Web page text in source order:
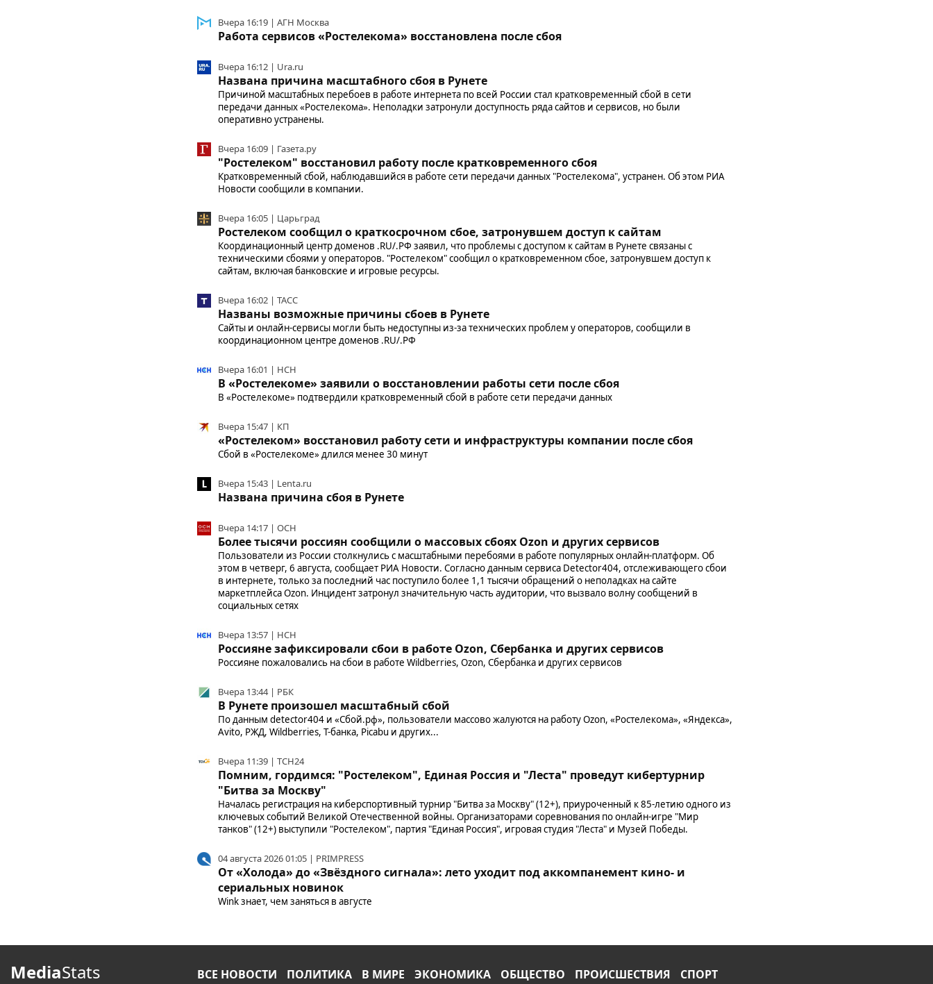
Вчера 16:19 | АГН Москва
Работа сервисов «Ростелекома» восстановлена после сбоя
Вчера 16:12 | Ura.ru
Названа причина масштабного сбоя в Рунете
Причиной масштабных перебоев в работе интернета по всей России стал кратковременный сбой в сети
передачи данных «Ростелекома». Неполадки затронули доступность ряда сайтов и сервисов, но были
оперативно устранены.
Вчера 16:09 | Газета.ру
"Ростелеком" восстановил работу после кратковременного сбоя
Кратковременный сбой, наблюдавшийся в работе сети передачи данных "Ростелекома", устранен. Об этом РИА
Новости сообщили в компании.
Вчера 16:05 | Царьград
Ростелеком сообщил о краткосрочном сбое, затронувшем доступ к сайтам
Координационный центр доменов .RU/.РФ заявил, что проблемы с доступом к сайтам в Рунете связаны с
техническими сбоями у операторов. "Ростелеком" сообщил о кратковременном сбое, затронувшем доступ к
сайтам, включая банковские и игровые ресурсы.
Вчера 16:02 | ТАСС
Названы возможные причины сбоев в Рунете
Сайты и онлайн-сервисы могли быть недоступны из-за технических проблем у операторов, сообщили в
координационном центре доменов .RU/.РФ
Вчера 16:01 | НСН
В «Ростелекоме» заявили о восстановлении работы сети после сбоя
В «Ростелекоме» подтвердили кратковременный сбой в работе сети передачи данных
Вчера 15:47 | КП
«Ростелеком» восстановил работу сети и инфраструктуры компании после сбоя
Сбой в «Ростелекоме» длился менее 30 минут
Вчера 15:43 | Lenta.ru
Названа причина сбоя в Рунете
Вчера 14:17 | ОСН
Более тысячи россиян сообщили о массовых сбоях Ozon и других сервисов
Пользователи из России столкнулись с масштабными перебоями в работе популярных онлайн-платформ. Об
этом в четверг, 6 августа, сообщает РИА Новости. Согласно данным сервиса Detector404, отслеживающего сбои
в интернете, только за последний час поступило более 1,1 тысячи обращений о неполадках на сайте
маркетплейса Ozon. Инцидент затронул значительную часть аудитории, что вызвало волну сообщений в
социальных сетях
Вчера 13:57 | НСН
Россияне зафиксировали сбои в работе Ozon, Сбербанка и других сервисов
Россияне пожаловались на сбои в работе Wildberries, Ozon, Сбербанка и других сервисов
Вчера 13:44 | РБК
В Рунете произошел масштабный сбой
По данным detector404 и «Сбой.рф», пользователи массово жалуются на работу Ozon, «Ростелекома», «Яндекса»,
Avito, РЖД, Wildberries, Т-банка, Picabu и других...
Вчера 11:39 | ТСН24
Помним, гордимся: "Ростелеком", Единая Россия и "Леста" проведут кибертурнир
"Битва за Москву"
Началась регистрация на киберспортивный турнир "Битва за Москву" (12+), приуроченный к 85-летию одного из
ключевых событий Великой Отечественной войны. Организаторами соревнования по онлайн-игре "Мир
танков" (12+) выступили "Ростелеком", партия "Единая Россия", игровая студия "Леста" и Музей Победы.
04 августа 2026 01:05 | PRIMPRESS
От «Холода» до «Звёздного сигнала»: лето уходит под аккомпанемент кино- и
сериальных новинок
Wink знает, чем заняться в августе
MediaStats ВСЕ НОВОСТИ ПОЛИТИКА В МИРЕ ЭКОНОМИКА ОБЩЕСТВО ПРОИСШЕСТВИЯ СПОРТ